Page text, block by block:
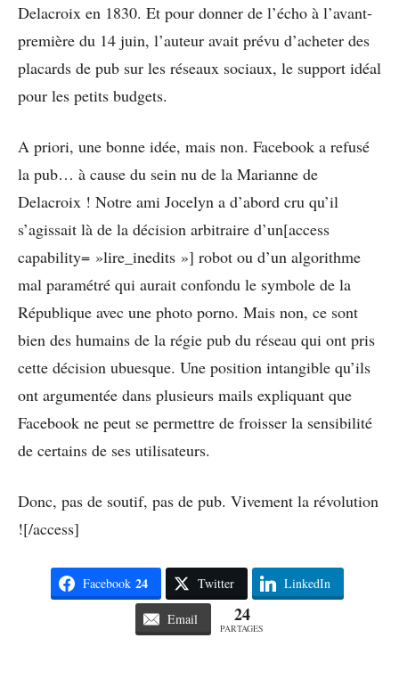
Delacroix en 1830. Et pour donner de l’écho à l’avant-
première du 14 juin, l’auteur avait prévu d’acheter des
placards de pub sur les réseaux sociaux, le support idéal
pour les petits budgets.
A priori, une bonne idée, mais non. Facebook a refusé
la pub… à cause du sein nu de la Marianne de
Delacroix ! Notre ami Jocelyn a d’abord cru qu’il
s’agissait là de la décision arbitraire d’un[access
capability= »lire_inedits »] robot ou d’un algorithme
mal paramétré qui aurait confondu le symbole de la
République avec une photo porno. Mais non, ce sont
bien des humains de la régie pub du réseau qui ont pris
cette décision ubuesque. Une position intangible qu’ils
ont argumentée dans plusieurs mails expliquant que
Facebook ne peut se permettre de froisser la sensibilité
de certains de ses utilisateurs.
Donc, pas de soutif, pas de pub. Vivement la révolution
![/access]
Facebook 24 Twitter LinkedIn
Email 24
PARTAGES